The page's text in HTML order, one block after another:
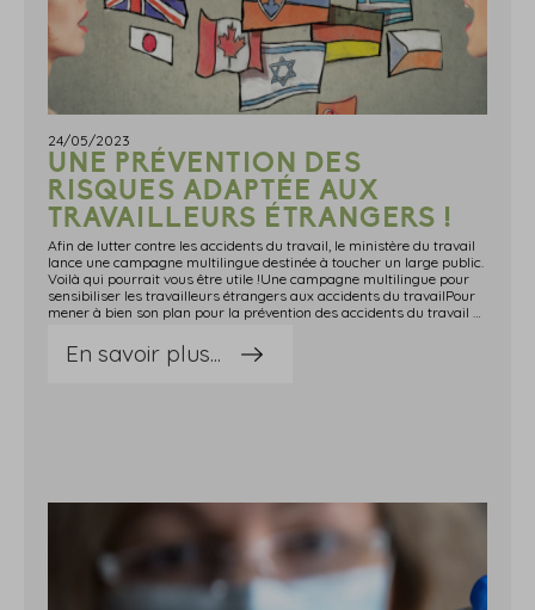
24/05/2023
UNE PRÉVENTION DES
RISQUES ADAPTÉE AUX
TRAVAILLEURS ÉTRANGERS !
Afin de lutter contre les accidents du travail, le ministère du travail
lance une campagne multilingue destinée à toucher un large public.
Voilà qui pourrait vous être utile !Une campagne multilingue pour
sensibiliser les travailleurs étrangers aux accidents du travailPour
mener à bien son plan pour la prévention des accidents du travail graves et mortels, le ministère du travail et ses partenaires mettent à disposition des employeurs des affiches à destination des travailleurs étrangers.Cette campagne est menée en 11 langues : allemand, anglais, arabe, bulgare, espagnol, français, italien, polonais, portugais, roumain et turc.Elle est destinée à prévenir les risques liés : aux travaux en hauteur ; aux produits chimiques ; aux manutentions manuelles ; aux mauvaises utilisations d'équipements de travail. Sources : Actualité du ministère du travail, du plein emploi et de l'insertion, du 15 mai 2023 : « Campagne de prévention des risques professionnels multilingue » Une prévention des risques adaptée aux travailleurs étrangers ! - © Copyright WebLex
En savoir plus...